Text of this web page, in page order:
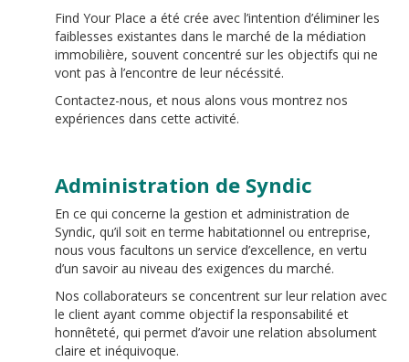
Find Your Place a été crée avec l’intention d’éliminer les
faiblesses existantes dans le marché de la médiation
immobilière, souvent concentré sur les objectifs qui ne
vont pas à l’encontre de leur nécéssité.
Contactez-nous, et nous alons vous montrez nos
expériences dans cette activité.
Administration de Syndic
En ce qui concerne la gestion et administration de
Syndic, qu’il soit en terme habitationnel ou entreprise,
nous vous facultons un service d’excellence, en vertu
d’un savoir au niveau des exigences du marché.
Nos collaborateurs se concentrent sur leur relation avec
le client ayant comme objectif la responsabilité et
honnêteté, qui permet d’avoir une relation absolument
claire et inéquivoque.